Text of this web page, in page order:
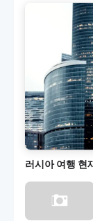
러시아 여행 현